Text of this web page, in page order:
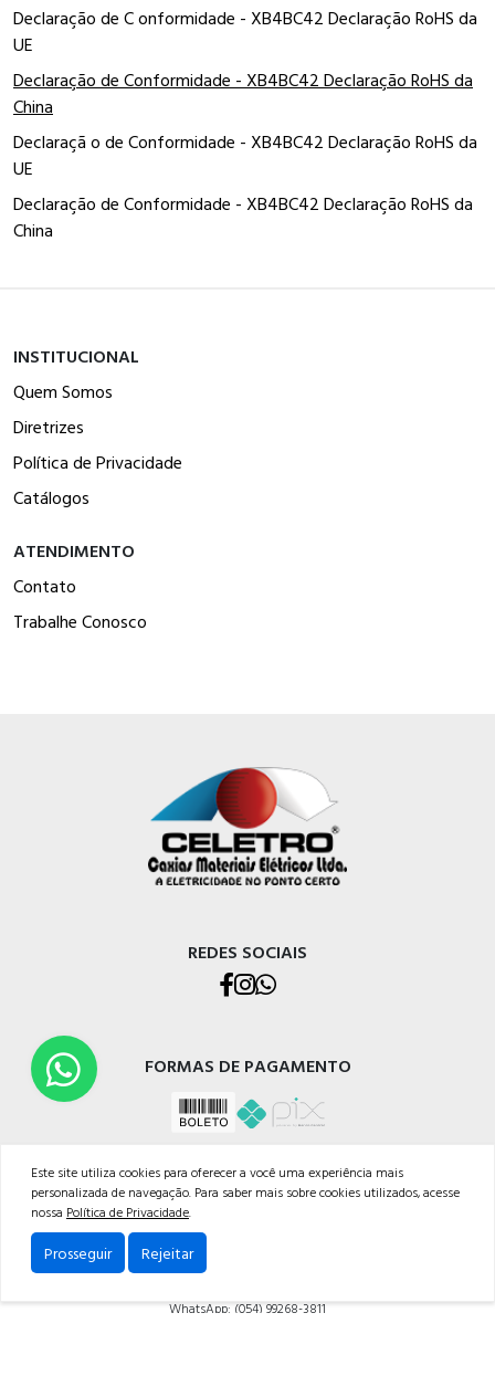
Declaração de C onformidade - XB4BC42 Declaração RoHS da
UE
Declaração de Conformidade - XB4BC42 Declaração RoHS da
China
Declaraçã o de Conformidade - XB4BC42 Declaração RoHS da
UE
Declaração de Conformidade - XB4BC42 Declaração RoHS da
China
INSTITUCIONAL
Quem Somos
Diretrizes
Política de Privacidade
Catálogos
ATENDIMENTO
Contato
Trabalhe Conosco
REDES SOCIAIS
FORMAS DE PAGAMENTO
CELETRO CAXIAS MATERIAIS ELÉTRICOS LTDA
Rua Os Dezoito do Forte, 529 - Nossa Sra. de Lourdes, Caxias do Sul - RS, 95020-472
WhatsApp: (054) 99268-3811
Este site utiliza cookies para oferecer a você uma experiência mais
personalizada de navegação. Para saber mais sobre cookies utilizados, acesse
nossa Política de Privacidade.
Prosseguir Rejeitar